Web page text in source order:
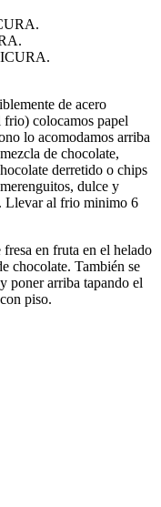
de acero
colocamos papel
lo acomodamos arriba
de chocolate,
derretido o chips
dulce y
Llevar al frio minimo 6
en fruta en el helado
chocolate. También se
poner arriba tapando el
piso.